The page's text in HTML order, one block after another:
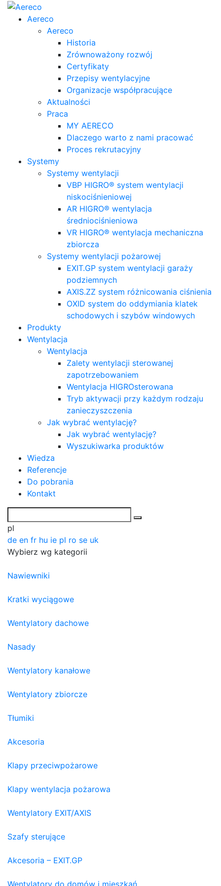
Aereco
Aereco
Historia
Zrównoważony rozwój
Certyfikaty
Przepisy wentylacyjne
Organizacje współpracujące
Aktualności
Praca
MY AERECO
Dlaczego warto z nami pracować
Proces rekrutacyjny
Systemy
Systemy wentylacji
VBP HIGRO® system wentylacji
niskociśnieniowej
AR HIGRO® wentylacja
średniociśnieniowa
VR HIGRO® wentylacja mechaniczna
zbiorcza
Systemy wentylacji pożarowej
EXIT.GP system wentylacji garaży
podziemnych
AXIS.ZZ system różnicowania ciśnienia
OXID system do oddymiania klatek
schodowych i szybów windowych
Produkty
Wentylacja
Wentylacja
Zalety wentylacji sterowanej
zapotrzebowaniem
Wentylacja HIGROsterowana
Tryb aktywacji przy każdym rodzaju
zanieczyszczenia
Jak wybrać wentylację?
Jak wybrać wentylację?
Wyszukiwarka produktów
Wiedza
Referencje
Do pobrania
Kontakt
pl
de en fr hu ie pl ro se uk
Wybierz wg kategorii
Nawiewniki
Kratki wyciągowe
Wentylatory dachowe
Nasady
Wentylatory kanałowe
Wentylatory zbiorcze
Tłumiki
Akcesoria
Klapy przeciwpożarowe
Klapy wentylacja pożarowa
Wentylatory EXIT/AXIS
Szafy sterujące
Akcesoria – EXIT.GP
Wentylatory do domów i mieszkań